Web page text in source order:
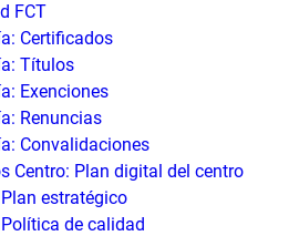
FCT
Certificados
Títulos
Exenciones
Renuncias
Convalidaciones
Centro: Plan digital del centro
estratégico
de calidad